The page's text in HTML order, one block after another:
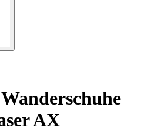
Wanderschuhe
AX